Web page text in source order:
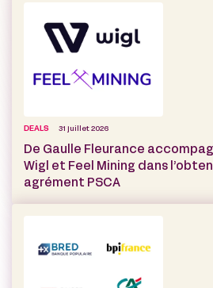
DEALS 31 juillet 2026
De Gaulle Fleurance
Wigl et Feel Mining dans
agrément PSCA